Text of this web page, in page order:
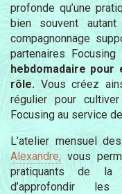
profonde qu’une
bien souvent
compagnonnage
partenaires Focusing
hebdomadaire
rôle. Vous créez
régulier pour
Focusing au service
L’atelier mensuel
Alexandre, vous
pratiquants de la
d’approfondir les